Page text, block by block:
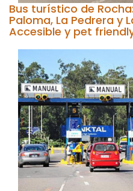
Bus turístico de
Paloma, La Pedrera y
Accesible y pet